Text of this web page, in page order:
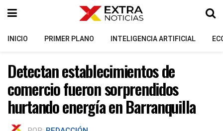
INICIO PRIMER PLANO INTELIGENCIA ARTIFICIAL
Detectan establecimientos de
comercio fueron sorprendidos
hurtando energía en Barranquilla